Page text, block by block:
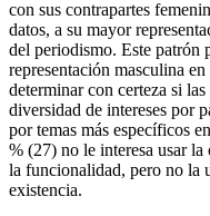
con sus contrapartes
datos, a su mayor
del periodismo. Este patrón
representación masculina
determinar con certeza si
diversidad de intereses por
por temas más específicos
% (27) no le interesa usar
la funcionalidad, pero no la
existencia.